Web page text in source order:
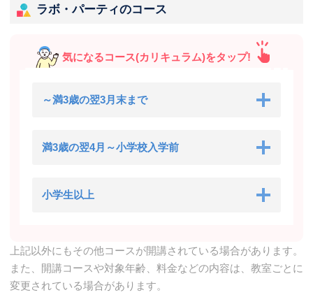
ラボ・パーティのコース
気になるコース(カリキュラム)をタップ!
～満3歳の翌3月末まで
満3歳の翌4月～小学校入学前
小学生以上
上記以外にもその他コースが開講されている場合があります。
また、開講コースや対象年齢、料金などの内容は、教室ごとに
変更されている場合があります。